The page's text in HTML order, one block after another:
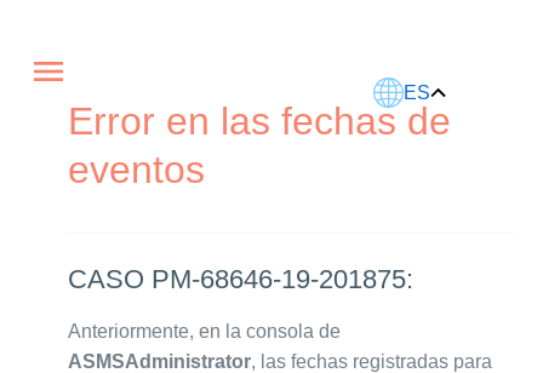
ES
Error en las fechas de
eventos
CASO PM-68646-19-201875:
Anteriormente, en la consola de
ASMSAdministrator, las fechas registradas para